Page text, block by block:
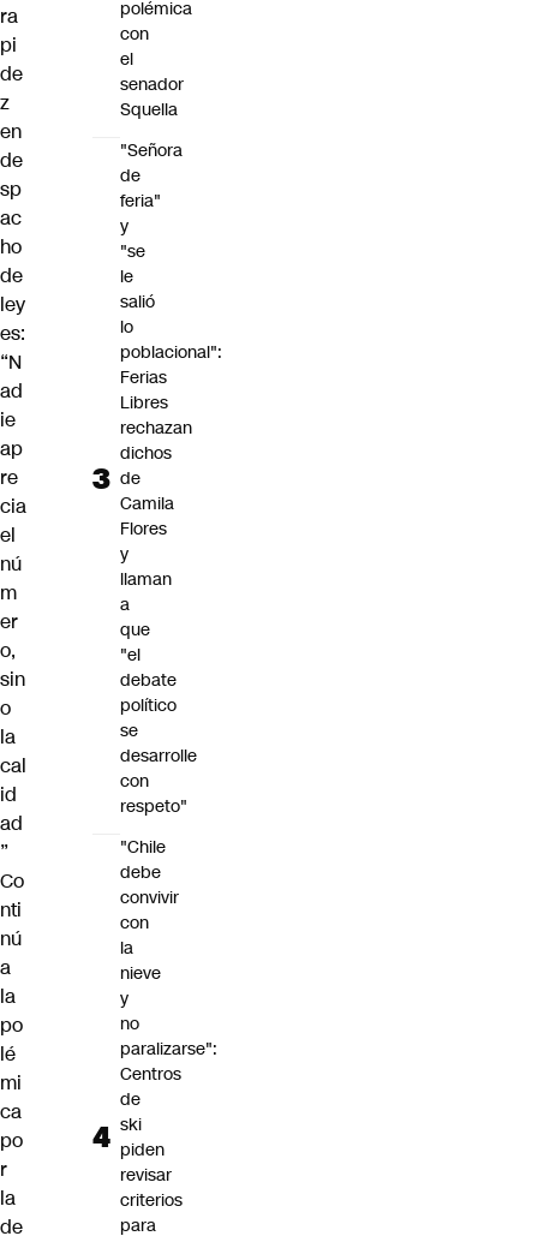
ra
pi
de
z
en
de
sp
ac
ho
de
ley
es:
“N
ad
ie
ap
re
cia
el
nú
m
er
o,
sin
o
la
cal
id
ad
”
Co
nti
nú
a
la
po
lé
mi
ca
po
r
la
de
polémica
con
el
senador
Squella
"Señora
de
feria"
y
"se
le
salió
lo
poblacional":
Ferias
Libres
rechazan
dichos
de
Camila
Flores
y
llaman
a
que
"el
debate
político
se
desarrolle
con
respeto"
"Chile
debe
convivir
con
la
nieve
y
no
paralizarse":
Centros
de
ski
piden
revisar
criterios
para